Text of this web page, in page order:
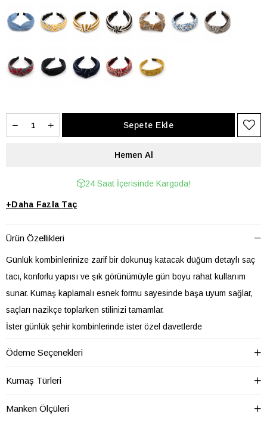
24 Saat İçerisinde Kargoda!
+Daha Fazla Taç
Ürün Özellikleri
Günlük kombinlerinize zarif bir dokunuş katacak düğüm detaylı saç
tacı, konforlu yapısı ve şık görünümüyle gün boyu rahat kullanım
sunar. Kumaş kaplamalı esnek formu sayesinde başa uyum sağlar,
saçları nazikçe toplarken stilinizi tamamlar.
İster günlük şehir kombinlerinde ister özel davetlerde
seçenekleriyle her tarza uyum sağlar. Hafif yapısı sayesinde uzun
süreli kullanımlarda rahatsızlık hissi oluşturmaz.
* Kumaş kaplama saç tacı
Ödeme Seçenekleri
Kumaş Türleri
Manken Ölçüleri